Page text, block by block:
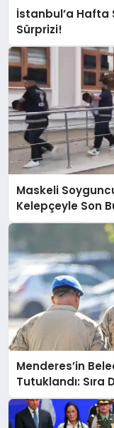
İstanbul’a Hafta
Sürprizi!
Maskeli
Kelepçeyle Son
Menderes’in
Tutuklandı: Sıra